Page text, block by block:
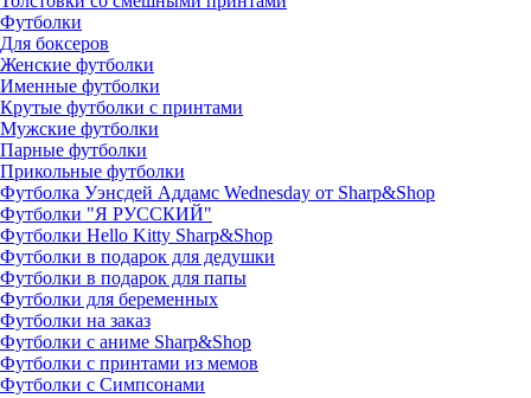
Футболки
Для боксеров
Женские футболки
Именные футболки
Крутые футболки с принтами
Мужские футболки
Парные футболки
Прикольные футболки
Футболка Уэнсдей Аддамс Wednesday от Sharp&Shop
Футболки "Я РУССКИЙ"
Футболки Hello Kitty Sharp&Shop
Футболки в подарок для дедушки
Футболки в подарок для папы
Футболки для беременных
Футболки на заказ
Футболки с аниме Sharp&Shop
Футболки с принтами из мемов
Футболки с Симпсонами